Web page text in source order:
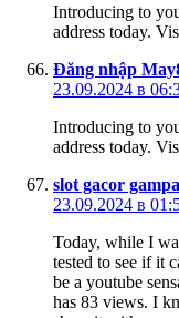
Introducing to
address today.
Đăng nhập
23.09.2024 в
Introducing to
address today.
slot gacor
23.09.2024 в
Today, while I
tested to see if it
be a youtube
has 83 views. I